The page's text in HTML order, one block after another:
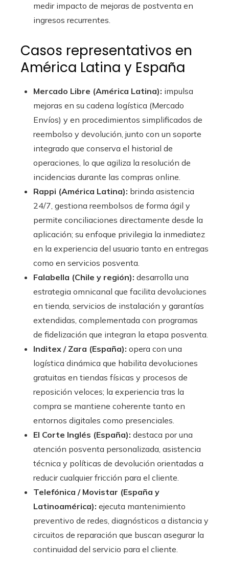
medir impacto de mejoras de postventa en
ingresos recurrentes.
Casos representativos en
América Latina y España
Mercado Libre (América Latina): impulsa
mejoras en su cadena logística (Mercado
Envíos) y en procedimientos simplificados de
reembolso y devolución, junto con un soporte
integrado que conserva el historial de
operaciones, lo que agiliza la resolución de
incidencias durante las compras online.
Rappi (América Latina): brinda asistencia
24/7, gestiona reembolsos de forma ágil y
permite conciliaciones directamente desde la
aplicación; su enfoque privilegia la inmediatez
en la experiencia del usuario tanto en entregas
como en servicios posventa.
Falabella (Chile y región): desarrolla una
estrategia omnicanal que facilita devoluciones
en tienda, servicios de instalación y garantías
extendidas, complementada con programas
de fidelización que integran la etapa posventa.
Inditex / Zara (España): opera con una
logística dinámica que habilita devoluciones
gratuitas en tiendas físicas y procesos de
reposición veloces; la experiencia tras la
compra se mantiene coherente tanto en
entornos digitales como presenciales.
El Corte Inglés (España): destaca por una
atención posventa personalizada, asistencia
técnica y políticas de devolución orientadas a
reducir cualquier fricción para el cliente.
Telefónica / Movistar (España y
Latinoamérica): ejecuta mantenimiento
preventivo de redes, diagnósticos a distancia y
circuitos de reparación que buscan asegurar la
continuidad del servicio para el cliente.